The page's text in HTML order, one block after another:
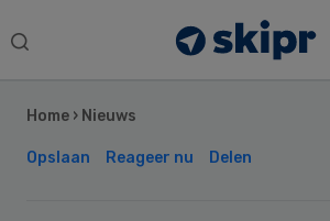
Search
Home › Nieuws
Opslaan Reageer nu Delen
Sidebar